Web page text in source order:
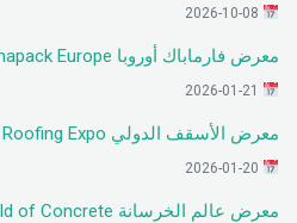
معرض فارماباك أوروبا Pharmapack Europe
معرض الأسقف الدولي International Roofing Expo
معرض عالم الخرسانة World of Concrete